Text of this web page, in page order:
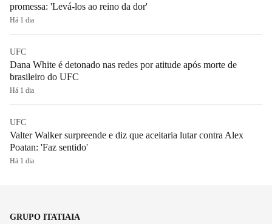
promessa: 'Levá-los ao reino da dor'
Há 1 dia
UFC
Dana White é detonado nas redes por atitude após morte de
brasileiro do UFC
Há 1 dia
UFC
Valter Walker surpreende e diz que aceitaria lutar contra Alex
Poatan: 'Faz sentido'
Há 1 dia
GRUPO ITATIAIA